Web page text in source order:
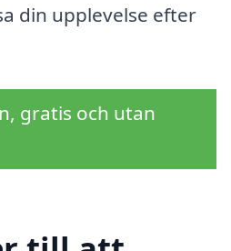
din upplevelse efter
gratis och utan